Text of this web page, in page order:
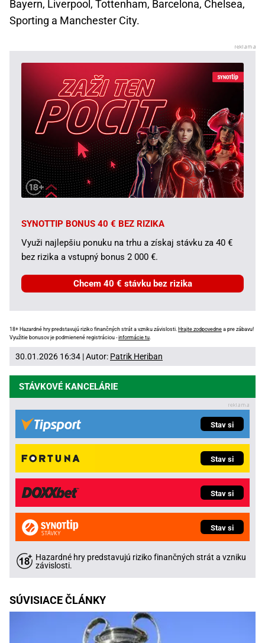
Bayern, Liverpool, Tottenham, Barcelona, Chelsea,
Sporting a Manchester City.
SYNOTTIP BONUS 40 € BEZ RIZIKA
Využi najlepšiu ponuku na trhu a získaj stávku za 40 €
bez rizika a vstupný bonus 2 000 €.
Chcem 40 € stávku bez rizika
18+ Hazardné hry predstavujú riziko finančných strát a vzniku závislosti. Hrajte zodpovedne a pre zábavu!
Využitie bonusov je podmienené registráciou -informácie tu
30.01.2026 16:34 | Autor: Patrik Heriban
STÁVKOVÉ KANCELÁRIE
Stav si
Stav si
Stav si
Stav si
Hazardné hry predstavujú riziko finančných strát a vzniku
závislosti.
SÚVISIACE ČLÁNKY